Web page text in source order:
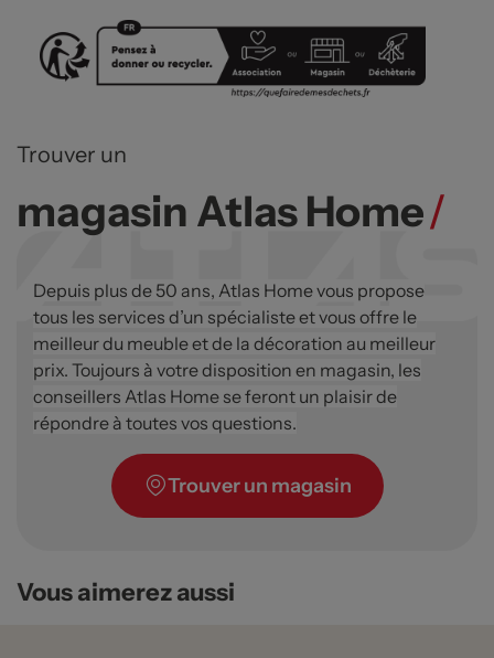
Trouver un
magasin Atlas Home/
Depuis plus de 50 ans, Atlas Home vous propose
tous les services d’un spécialiste et vous offre le
meilleur du meuble et de la décoration au meilleur
prix. Toujours à votre disposition en magasin, les
conseillers Atlas Home se feront un plaisir de
répondre à toutes vos questions.
Trouver un magasin
Vous aimerez aussi